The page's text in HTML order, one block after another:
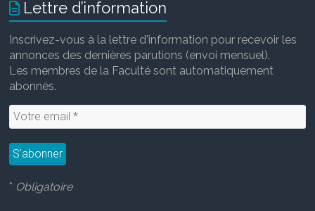
Lettre d’information
Inscrivez-vous à la lettre d'information pour recevoir les
annonces des dernières parutions (envoi mensuel).
Les membres de la Faculté sont automatiquement
abonnés.
* Obligatoire